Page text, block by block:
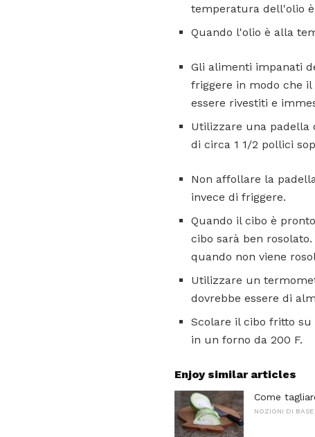
temperatura dell'olio è
Quando l'olio è alla
Gli alimenti impanati
friggere in modo che
essere rivestiti e
Utilizzare una padella
di circa 1 1/2 pollici
Non affollare la
invece di friggere.
Quando il cibo è
cibo sarà ben
quando non viene
Utilizzare un
dovrebbe essere di
Scolare il cibo fritto su
in un forno da 200 F.
Enjoy similar articles
Come
NOZIONI DI